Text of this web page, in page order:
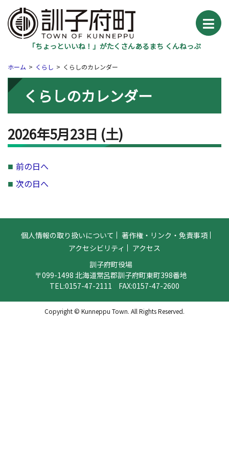
「ちょっといいね！」がたくさんあるまち くんねっぷ
ホーム くらし くらしのカレンダー
くらしのカレンダー
2026年5月23日 (土)
前の日へ
次の日へ
個人情報の取り扱いについて
著作権・リンク・免責事項
アクセシビリティ
アクセス
訓子府町役場
〒099-1498 北海道常呂郡訓子府町東町398番地
TEL:0157-47-2111 FAX:0157-47-2600
Copyright © Kunneppu Town. All Rights Reserved.